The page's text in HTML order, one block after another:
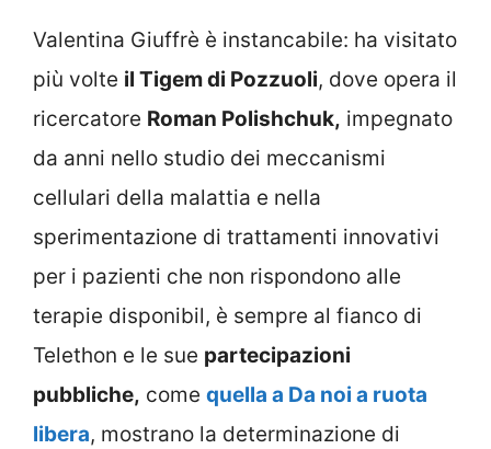
Valentina Giuffrè è instancabile: ha visitato
più volte il Tigem di Pozzuoli, dove opera il
ricercatore Roman Polishchuk, impegnato
da anni nello studio dei meccanismi
cellulari della malattia e nella
sperimentazione di trattamenti innovativi
per i pazienti che non rispondono alle
terapie disponibil, è sempre al fianco di
Telethon e le sue partecipazioni
pubbliche, come quella a Da noi a ruota
libera, mostrano la determinazione di